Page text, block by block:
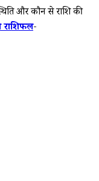
और कौन से राशि की
-